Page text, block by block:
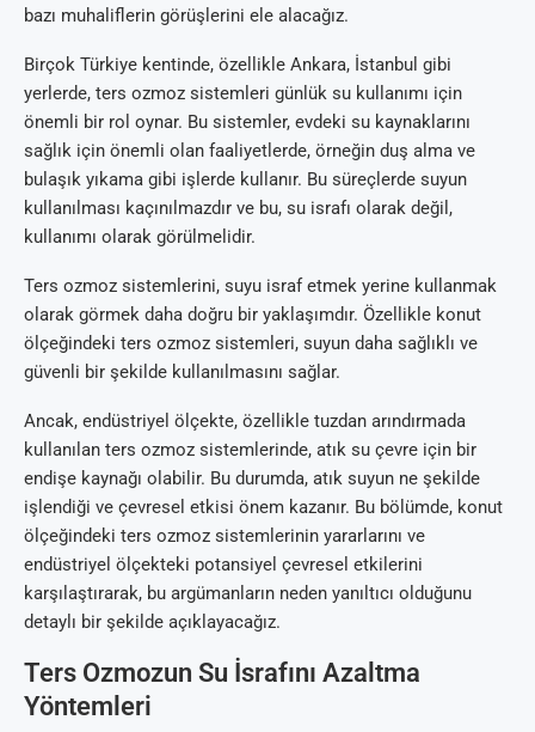
bazı muhaliflerin görüşlerini ele alacağız.
Birçok Türkiye kentinde, özellikle Ankara, İstanbul gibi
yerlerde, ters ozmoz sistemleri günlük su kullanımı için
önemli bir rol oynar. Bu sistemler, evdeki su kaynaklarını
sağlık için önemli olan faaliyetlerde, örneğin duş alma ve
bulaşık yıkama gibi işlerde kullanır. Bu süreçlerde suyun
kullanılması kaçınılmazdır ve bu, su israfı olarak değil,
kullanımı olarak görülmelidir.
Ters ozmoz sistemlerini, suyu israf etmek yerine kullanmak
olarak görmek daha doğru bir yaklaşımdır. Özellikle konut
ölçeğindeki ters ozmoz sistemleri, suyun daha sağlıklı ve
güvenli bir şekilde kullanılmasını sağlar.
Ancak, endüstriyel ölçekte, özellikle tuzdan arındırmada
kullanılan ters ozmoz sistemlerinde, atık su çevre için bir
endişe kaynağı olabilir. Bu durumda, atık suyun ne şekilde
işlendiği ve çevresel etkisi önem kazanır. Bu bölümde, konut
ölçeğindeki ters ozmoz sistemlerinin yararlarını ve
endüstriyel ölçekteki potansiyel çevresel etkilerini
karşılaştırarak, bu argümanların neden yanıltıcı olduğunu
detaylı bir şekilde açıklayacağız.
Ters Ozmozun Su İsrafını Azaltma
Yöntemleri